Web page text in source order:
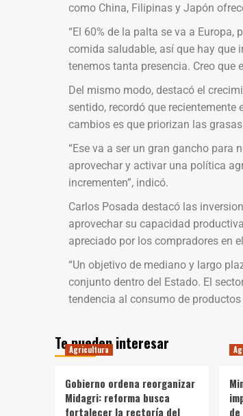
como China, Filipinas y Japón
“El 60% de la palta se va a
comida saludable, así que hay que
tenemos tanta presencia. Creo que
Del mismo modo, destacó el
sentido, recordó que
cambios es que priorizan las grasas
“Ese va a ser un gran gancho para
aprovechar y activar una política
incrementen”, indicó.
Carlos Posada destacó las
aprovechar su capacidad
apreciado por los compradores en
“Un objetivo de mediano y largo
conjunto dentro del Estado. El
tendencia al consumo de
Te pueden interesar
Agricultura
Gobierno ordena reorganizar
Midagri: reforma busca
fortalecer la rectoría del